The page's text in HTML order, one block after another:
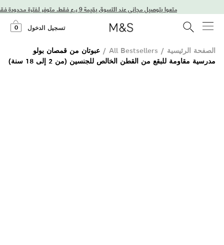
تسجيل الدخول 0
الصفحة الرئيسية /
All Bestsellers
/ عبوتان من قمصان بولو
مدرسية مقاومة للبقع من القطن الخالص للجنسين (من 2 إلى 18 سنة)